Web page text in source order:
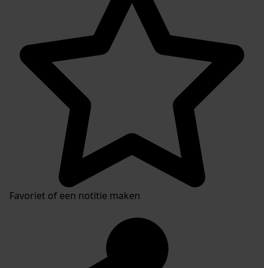
Favoriet of een notitie maken